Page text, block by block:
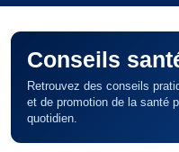
Conseils
Retrouvez des conseils
et de promotion de la santé
quotidien.